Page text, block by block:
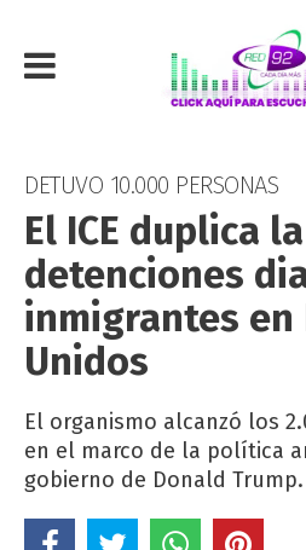
DETUVO 10.000 PERSONAS
El ICE duplica la
detenciones
inmigrantes en
Unidos
El organismo alcanzó los
en el marco de la política
gobierno de Donald Trump.